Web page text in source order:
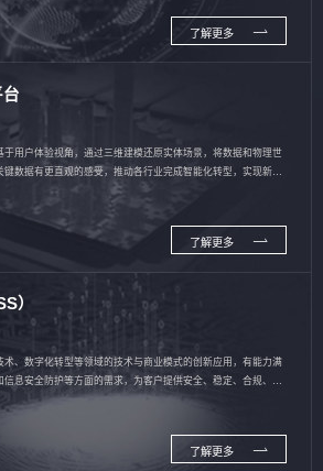
了解更多
用户体验视角，通过三维建模还原实体场景，将数据和物理世
数据有更直观的感受，推动各行业完成智能化转型，实现新旧
了解更多
）
、数字化转型等领域的技术与商业模式的创新应用，有能力满
信息安全防护等方面的需求，为客户提供安全、稳定、合规、持
了解更多